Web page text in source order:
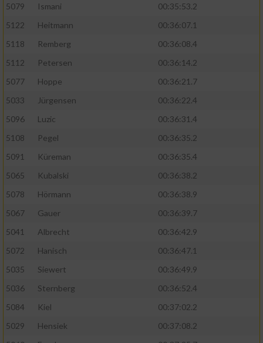
5079
Ismani
00:35:53.2
5122
Heitmann
00:36:07.1
5118
Remberg
00:36:08.4
5112
Petersen
00:36:14.2
5077
Hoppe
00:36:21.7
5033
Jürgensen
00:36:22.4
5096
Luzic
00:36:31.4
5108
Pegel
00:36:35.2
5091
Küreman
00:36:35.4
5065
Kubalski
00:36:38.2
5078
Hörmann
00:36:38.9
5067
Gauer
00:36:39.7
5041
Albrecht
00:36:42.9
5072
Hanisch
00:36:47.1
5035
Siewert
00:36:49.9
5036
Sternberg
00:36:52.4
5084
Kiel
00:37:02.2
5029
Hensiek
00:37:08.2